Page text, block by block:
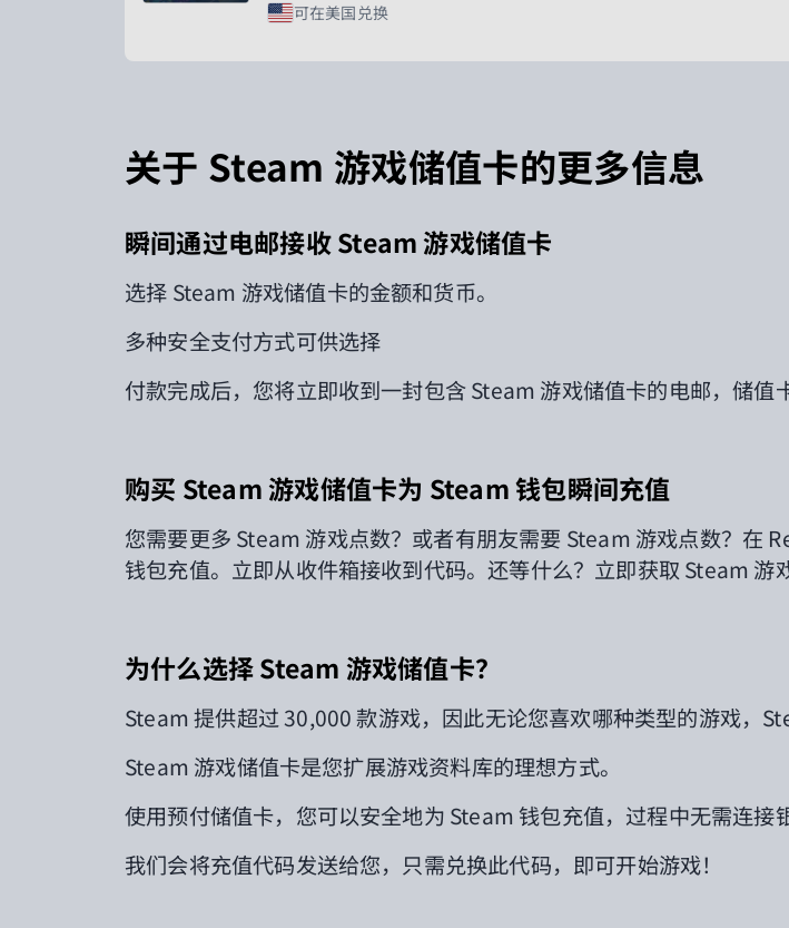
可在美国兑换
关于 Steam 游戏储值卡的更多信息
瞬间通过电邮接收Steam游戏储值卡
选择 Steam 游戏储值卡的金额和货币。
多种安全支付方式可供选择
付款完成后，您将立即收到一封包含 Steam 游戏储值卡的电邮，储值
购买 Steam 游戏储值卡为 Steam 钱包瞬间充值
您需要更多 Steam 游戏点数？ 或者有朋友需要 Steam 游戏点数？在
钱包充值。立即从收件箱接收到代码。还等什么？立即获取 Steam 游
为什么选择 Steam 游戏储值卡？
Steam提供超过30,000款游戏，因此无论您喜欢哪种类型的游戏，
Steam 游戏储值卡是您扩展游戏资料库的理想方式。
使用预付储值卡，您可以安全地为 Steam 钱包充值，过程中无需连接
我们会将充值代码发送给您，只需兑换此代码，即可开始游戏！